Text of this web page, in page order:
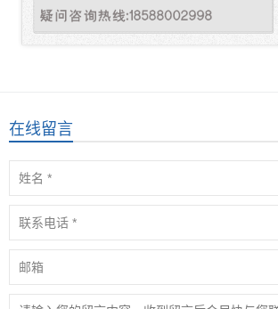
在线留言